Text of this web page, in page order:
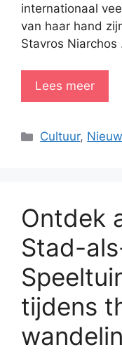
internationaal
van haar hand
Stavros Niarchos
Lees meer
Categorieën
Cultuur,
Ontdek
Stad-
tijdens